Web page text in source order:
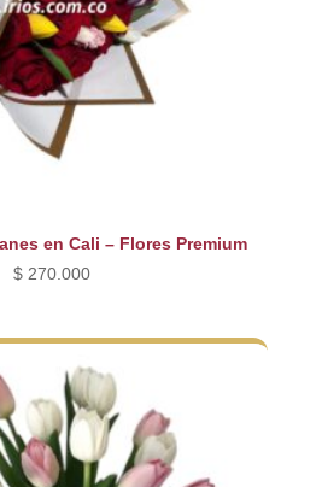
en Cali – Flores Premium
$270.000